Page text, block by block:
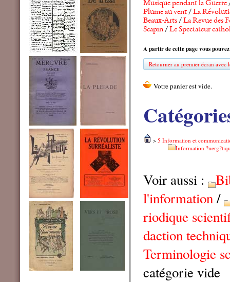
Musique pendant la Guerre
Plume au vent/La
Beaux-Arts/La Revue des
Scapin/Le Spectateur
A partir de cette page vous
Retourner au premier écran avec
> 5 Information et
Information
Voir aussi :
l'information/
riodique
daction
Terminologie
catégorie vide